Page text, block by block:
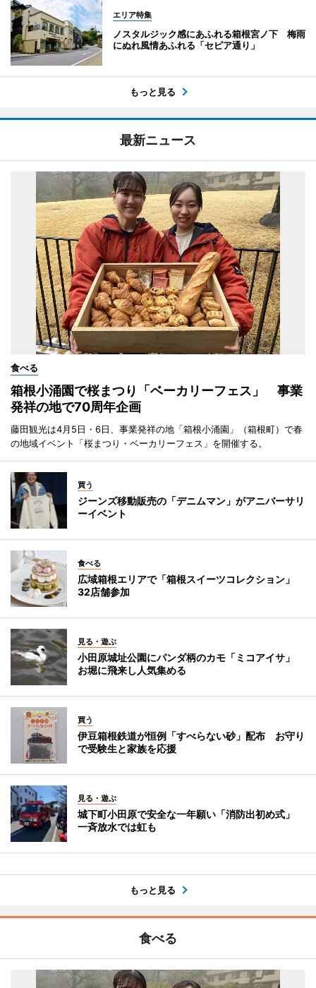
エリア特集
ノスタルジック感にあふれる箱根宮ノ下 梅雨
にぬれ風情あふれる「セピア通り」
もっと見る
最新ニュース
食べる
箱根小涌園で桜まつり「ベーカリーフェス」 事業
発祥の地で70周年企画
藤田観光は4月5日・6日、事業発祥の地「箱根小涌園」（箱根町）で春
の地域イベント「桜まつり・ベーカリーフェス」を開催する。
買う
ジーンズ移動販売の「デニムマン」がアニバーサリ
ーイベント
食べる
広域箱根エリアで「箱根スイーツコレクション」
32店舗参加
見る・遊ぶ
小田原城址公園にパンダ柄のカモ「ミコアイサ」
お堀に飛来し人気集める
買う
伊豆箱根鉄道が恒例「すべらない砂」配布 お守り
で受験生と家族を応援
見る・遊ぶ
城下町小田原で安全な一年願い「消防出初め式」
一斉放水では虹も
もっと見る
食べる